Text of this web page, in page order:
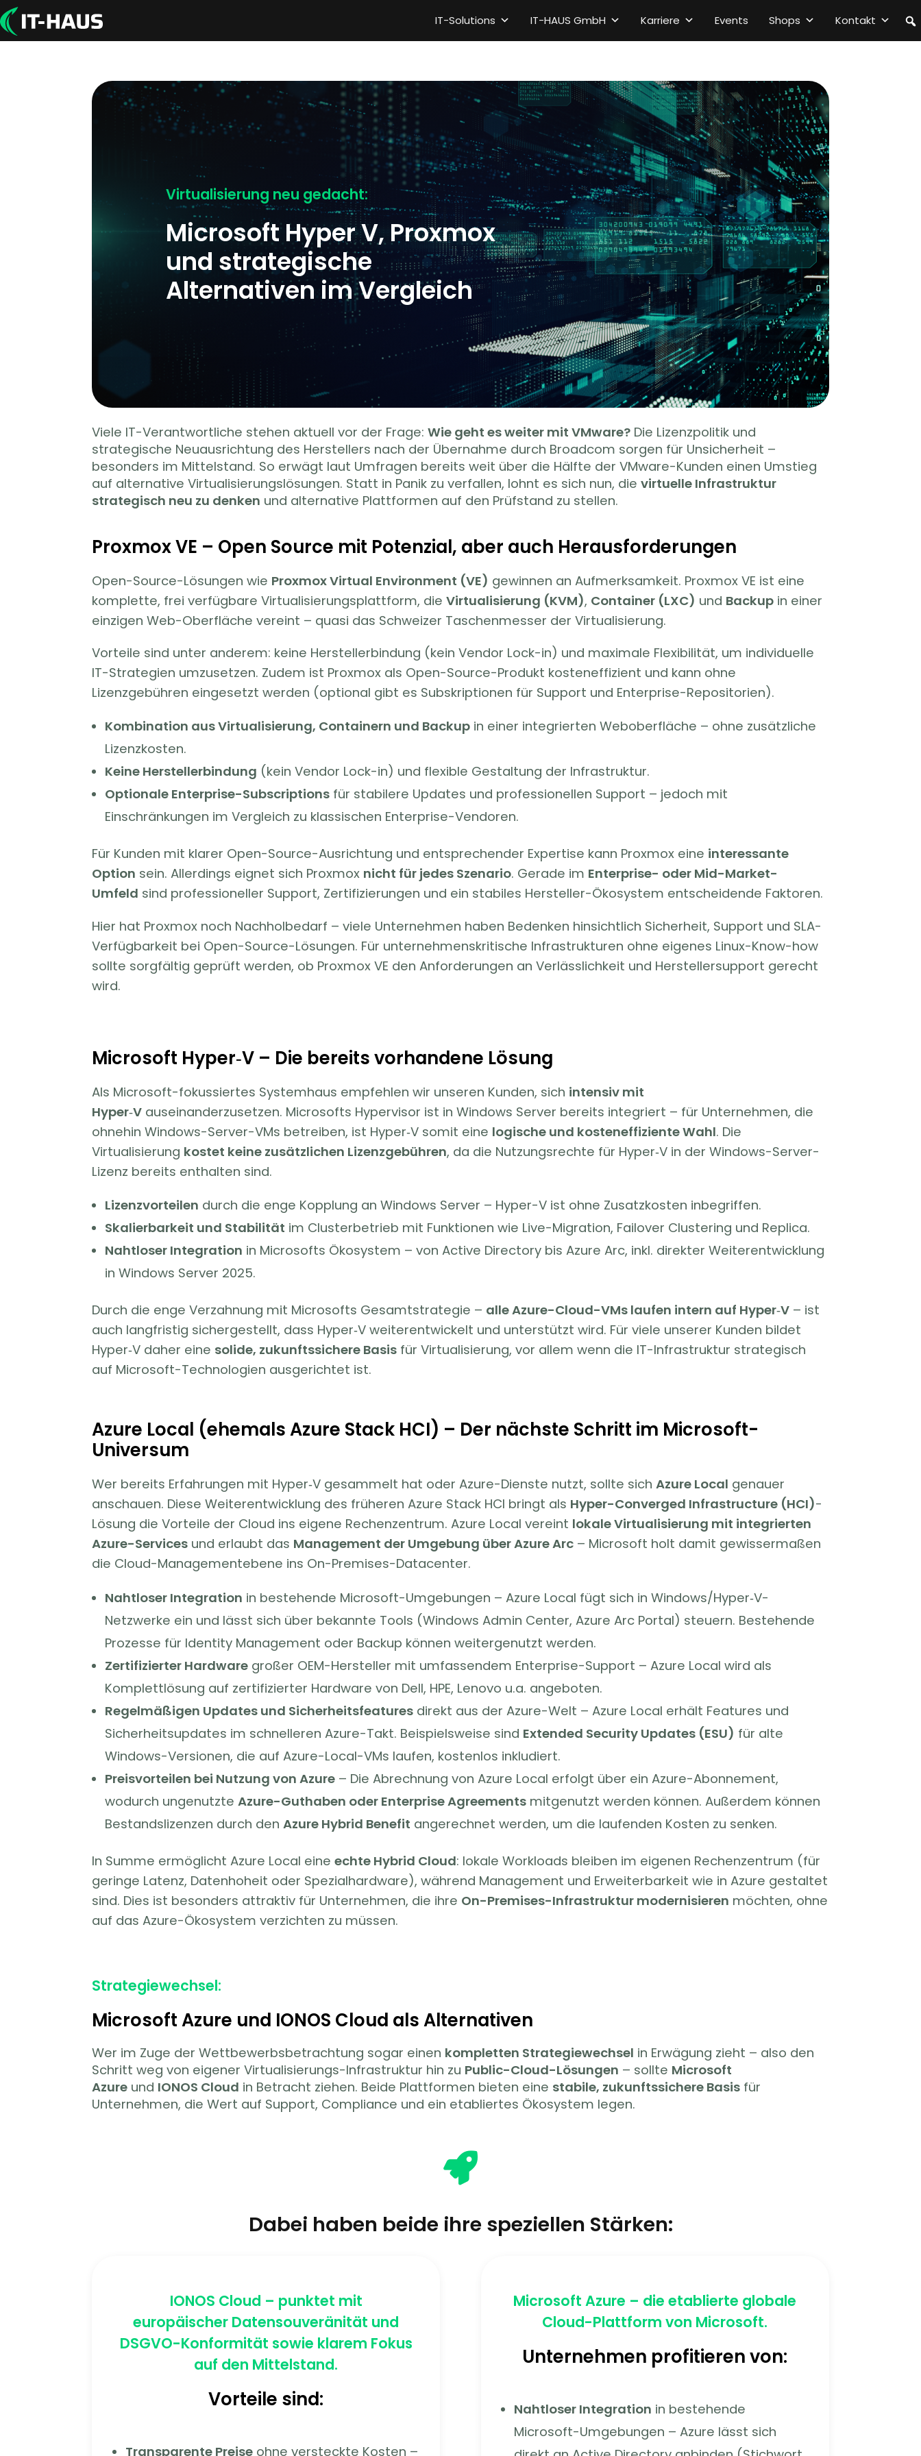
IT-Solutions IT-HAUS GmbH Karriere Events Shops Kontakt
Virtualisierung neu gedacht:
Microsoft Hyper V, Proxmox
und strategische
Alternativen im Vergleich
Viele IT-Verantwortliche stehen aktuell vor der Frage:Wie geht es weiter mit VMware? Die Lizenzpolitik und
strategische Neuausrichtung des Herstellers nach der Übernahme durch Broadcom sorgen für Unsicherheit –
besonders im Mittelstand. So erwägt laut Umfragen bereits weit über die Hälfte der VMware-Kunden einen Umstieg
auf alternative Virtualisierungslösungen. Statt in Panik zu verfallen, lohnt es sich nun, dievirtuelle Infrastruktur
strategisch neu zu denken und alternative Plattformen auf den Prüfstand zu stellen.
Proxmox VE – Open Source mit Potenzial, aber auch Herausforderungen
Open-Source-Lösungen wie Proxmox Virtual Environment (VE) gewinnen an Aufmerksamkeit. Proxmox VE ist eine
komplette, frei verfügbare Virtualisierungsplattform, dieVirtualisierung (KVM), Container (LXC) und Backup in einer
einzigen Web-Oberfläche vereint – quasi das Schweizer Taschenmesser der Virtualisierung.
Vorteile sind unter anderem: keine Herstellerbindung (kein Vendor Lock-in) und maximale Flexibilität, um individuelle
IT-Strategien umzusetzen. Zudem ist Proxmox als Open-Source-Produkt kosteneffizient und kann ohne
Lizenzgebühren eingesetzt werden (optional gibt es Subskriptionen für Support und Enterprise-Repositorien).
Kombination aus Virtualisierung, Containern und Backupin einer integrierten Weboberfläche – ohne zusätzliche
Lizenzkosten.
Keine Herstellerbindung (kein Vendor Lock-in) und flexible Gestaltung der Infrastruktur.
Optionale Enterprise-Subscriptionsfür stabilere Updates und professionellen Support – jedoch mit
Einschränkungen im Vergleich zu klassischen Enterprise-Vendoren.
Für Kunden mit klarer Open-Source-Ausrichtung und entsprechender Expertise kann Proxmox eine interessante
Option sein. Allerdings eignet sich Proxmox nicht für jedes Szenario. Gerade im Enterprise- oder Mid-Market-
Umfeld sind professioneller Support, Zertifizierungen und ein stabiles Hersteller-Ökosystem entscheidende Faktoren.
Hier hat Proxmox noch Nachholbedarf – viele Unternehmen haben Bedenken hinsichtlich Sicherheit, Support und SLA-
Verfügbarkeit bei Open-Source-Lösungen. Für unternehmenskritische Infrastrukturen ohne eigenes Linux-Know-how
sollte sorgfältig geprüft werden, ob Proxmox VE den Anforderungen an Verlässlichkeit und Herstellersupport gerecht
wird.
Microsoft Hyper‑V – Die bereits vorhandene Lösung
Als Microsoft-fokussiertes Systemhaus empfehlen wir unseren Kunden, sich intensiv mit
Hyper‑V auseinanderzusetzen. Microsofts Hypervisor ist in Windows Server bereits integriert – für Unternehmen, die
ohnehin Windows-Server-VMs betreiben, ist Hyper‑V somit eine logische und kosteneffiziente Wahl. Die
Virtualisierung kostet keine zusätzlichen Lizenzgebühren, da die Nutzungsrechte für Hyper‑V in der Windows-Server-
Lizenz bereits enthalten sind.
Lizenzvorteilen durch die enge Kopplung an Windows Server – Hyper-V ist ohne Zusatzkosten inbegriffen.
Skalierbarkeit und Stabilität im Clusterbetrieb mit Funktionen wie Live-Migration, Failover Clustering und Replica.
Nahtloser Integration in Microsofts Ökosystem – von Active Directory bis Azure Arc, inkl. direkter Weiterentwicklung
in Windows Server 2025.
Durch die enge Verzahnung mit Microsofts Gesamtstrategie – alle Azure-Cloud-VMs laufen intern auf Hyper‑V – ist
auch langfristig sichergestellt, dass Hyper‑V weiterentwickelt und unterstützt wird. Für viele unserer Kunden bildet
Hyper‑V daher eine solide, zukunftssichere Basis für Virtualisierung, vor allem wenn die IT-Infrastruktur strategisch
auf Microsoft-Technologien ausgerichtet ist.
Azure Local (ehemals Azure Stack HCI) – Der nächste Schritt im Microsoft-
Universum
Wer bereits Erfahrungen mit Hyper‑V gesammelt hat oder Azure-Dienste nutzt, sollte sichAzure Local genauer
anschauen. Diese Weiterentwicklung des früheren Azure Stack HCI bringt als Hyper-Converged Infrastructure (HCI)-
Lösung die Vorteile der Cloud ins eigene Rechenzentrum. Azure Local vereint lokale Virtualisierung mit integrierten
Azure-Services und erlaubt das Management der Umgebung über Azure Arc – Microsoft holt damit gewissermaßen
die Cloud-Managementebene ins On-Premises-Datacenter.
Nahtloser Integration in bestehende Microsoft-Umgebungen – Azure Local fügt sich in Windows/Hyper‑V-
Netzwerke ein und lässt sich über bekannte Tools (Windows Admin Center, Azure Arc Portal) steuern. Bestehende
Prozesse für Identity Management oder Backup können weitergenutzt werden.
Zertifizierter Hardwaregroßer OEM-Hersteller mit umfassendem Enterprise-Support – Azure Local wird als
Komplettlösung auf zertifizierter Hardware von Dell, HPE, Lenovo u.a. angeboten.
Regelmäßigen Updates und Sicherheitsfeaturesdirekt aus der Azure-Welt – Azure Local erhält Features und
Sicherheitsupdates im schnelleren Azure-Takt. Beispielsweise sind Extended Security Updates (ESU) für alte
Windows-Versionen, die auf Azure-Local-VMs laufen, kostenlos inkludiert.
Preisvorteilen bei Nutzung von Azure– Die Abrechnung von Azure Local erfolgt über ein Azure-Abonnement,
wodurch ungenutzte Azure-Guthaben oder Enterprise Agreementsmitgenutzt werden können. Außerdem können
Bestandslizenzen durch den Azure Hybrid Benefit angerechnet werden, um die laufenden Kosten zu senken.
In Summe ermöglicht Azure Local eineechte Hybrid Cloud: lokale Workloads bleiben im eigenen Rechenzentrum (für
geringe Latenz, Datenhoheit oder Spezialhardware), während Management und Erweiterbarkeit wie in Azure gestaltet
sind. Dies ist besonders attraktiv für Unternehmen, die ihre On-Premises-Infrastruktur modernisieren möchten, ohne
auf das Azure-Ökosystem verzichten zu müssen.
Strategiewechsel:
Microsoft Azure und IONOS Cloud als Alternativen
Wer im Zuge der Wettbewerbsbetrachtung sogar einen kompletten Strategiewechsel in Erwägung zieht – also den
Schritt weg von eigener Virtualisierungs-Infrastruktur hin zu Public-Cloud-Lösungen – sollte Microsoft
Azure und IONOS Cloud in Betracht ziehen. Beide Plattformen bieten eine stabile, zukunftssichere Basis für
Unternehmen, die Wert auf Support, Compliance und ein etabliertes Ökosystem legen.

Dabei haben beide ihre speziellen Stärken:
IONOS Cloud – punktet mit
europäischer Datensouveränität und
DSGVO-Konformität sowie klarem Fokus
auf den Mittelstand.
Vorteile sind:
Transparente Preiseohne versteckte Kosten –
Microsoft Azure – die etablierte globale
Cloud-Plattform von Microsoft.
Unternehmen profitieren von:
Nahtloser Integration in bestehende
Microsoft-Umgebungen – Azure lässt sich